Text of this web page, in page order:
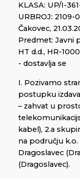
KLASA: UP/I-
URBROJ:
Čakovec,
Predmet: Javni
HT d.d., HR-
- dostavlja se
I. Pozivamo
postupku
– zahvat u
kabel), 2.a
na području
Dragoslavec
(Dragoslavec).